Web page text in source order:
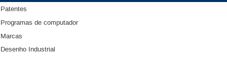
Patentes
Programas de computador
Marcas
Desenho Industrial